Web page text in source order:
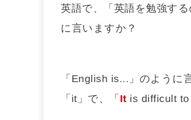
英語で、「英語を勉強す
に言いますか？
「English is...」のように
「it」で、「 It is difficult to